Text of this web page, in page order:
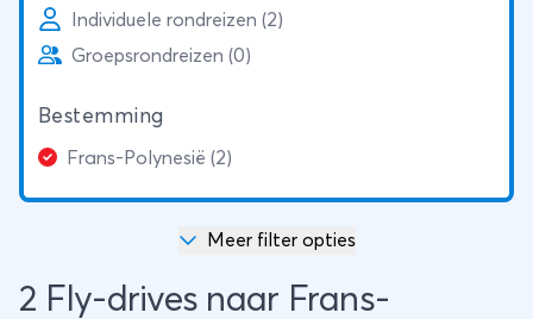
Individuele rondreizen (2)
Groepsrondreizen (0)
Bestemming
Frans-Polynesië (2)
Meer filter opties
2 Fly-drives naar Frans-